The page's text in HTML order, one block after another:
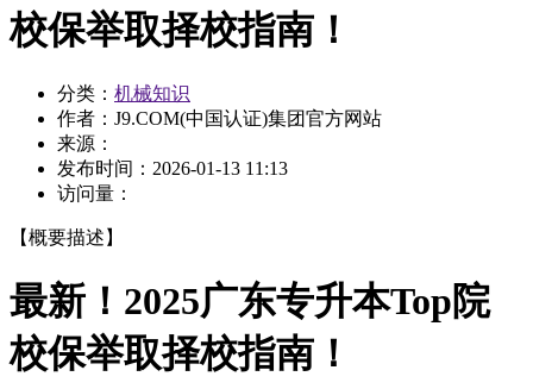
校保举取择校指南！
分类： 机械知识
作者：J9.COM(中国认证)集团官方网站
来源：
发布时间： 2026-01-13 11:13
访问量：
【概要描述】
最新！2025广东专升本Top院
校保举取择校指南！